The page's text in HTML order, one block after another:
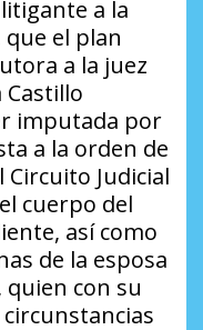
a la
el plan
a la juez
Castillo
imputada por
a la orden de
Judicial
cuerpo del
así como
de la esposa
con su